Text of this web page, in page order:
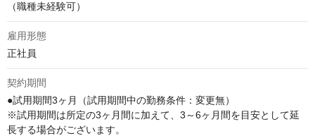
（職種未経験可）
雇用形態
正社員
契約期間
●試用期間3ヶ月（試用期間中の勤務条件：変更無）
※試用期間は所定の3ヶ月間に加えて、3～6ヶ月間を目安として延
長する場合がございます。